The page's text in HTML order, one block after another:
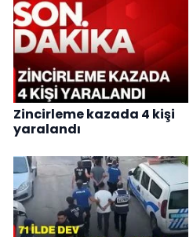
Zincirleme kazada 4 kişi
yaralandı